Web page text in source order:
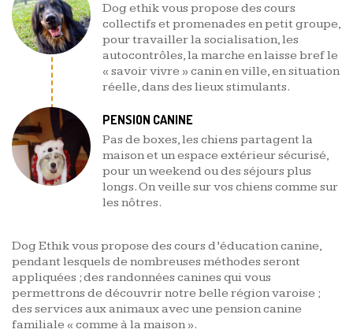
Dog ethik vous propose des cours
collectifs et promenades en petit groupe,
pour travailler la socialisation, les
autocontrôles, la marche en laisse bref le
« savoir vivre » canin en ville, en situation
réelle, dans des lieux stimulants.
PENSION CANINE
Pas de boxes, les chiens partagent la
maison et un espace extérieur sécurisé,
pour un weekend ou des séjours plus
longs. On veille sur vos chiens comme sur
les nôtres.
Dog Ethik vous propose des cours d’éducation canine,
pendant lesquels de nombreuses méthodes seront
appliquées ; des randonnées canines qui vous
permettrons de découvrir notre belle région varoise ;
des services aux animaux avec une pension canine
familiale « comme à la maison ».